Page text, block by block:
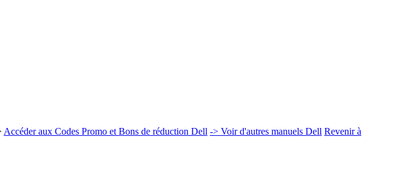
Accéder aux Codes Promo et Bons de réduction Dell -> Voir d'autres manuels Dell Revenir à